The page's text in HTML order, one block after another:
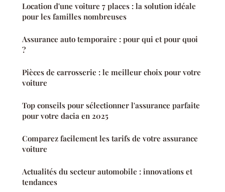
Location d'une voiture 7 places : la solution idéale
pour les familles nombreuses
Assurance auto temporaire : pour qui et pour quoi
?
Pièces de carrosserie : le meilleur choix pour votre
voiture
Top conseils pour sélectionner l'assurance parfaite
pour votre dacia en 2025
Comparez facilement les tarifs de votre assurance
voiture
Actualités du secteur automobile : innovations et
tendances